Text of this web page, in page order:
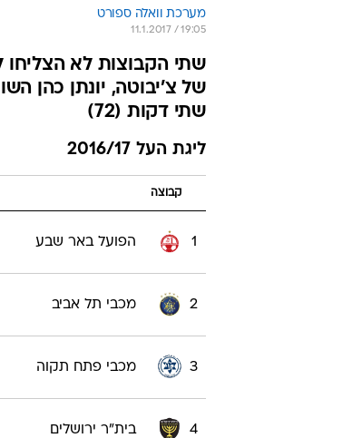
מערכת וואלה ספורט
11.1.2017 / 19:05
שתי דקות (72)
ליגת העל 2016/17
קבוצה
1 הפועל באר שבע
2 מכבי תל אביב
3 מכבי פתח תקוה
4 בית"ר ירושלים